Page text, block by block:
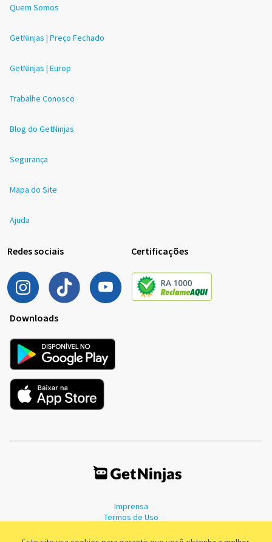
Quem Somos
GetNinjas | Preço Fechado
GetNinjas | Europ
Trabalhe Conosco
Blog do GetNinjas
Segurança
Mapa do Site
Ajuda
Redes sociais Certificações
Downloads
Imprensa
Termos de Uso